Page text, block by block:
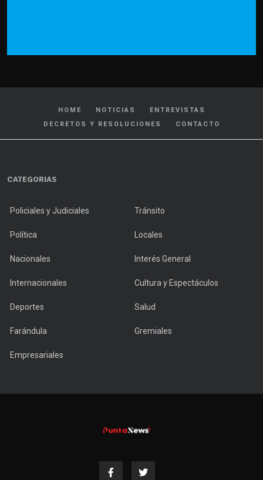
HOME NOTICIAS
ENTREVISTAS
DECRETOS Y RESOLUCIONES
CONTACTO
CATEGORIAS
Policiales y Judiciales Tránsito
Política Locales
Nacionales Interés General
Internacionales Cultura y Espectáculos
Deportes Salud
Farándula Gremiales
Empresariales